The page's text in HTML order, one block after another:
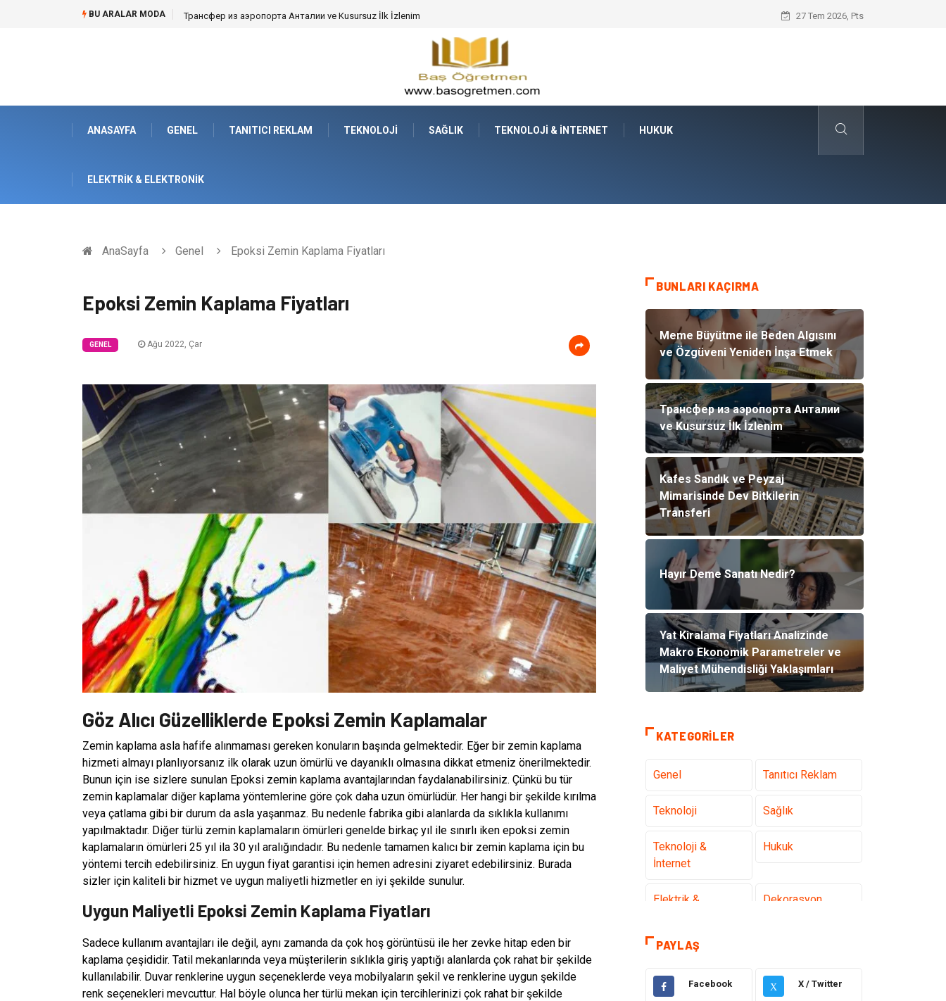
BU ARALAR MODA Kafes Sandık ve Peyzaj Mimarisinde Dev Bitkilerin Transferi Hayır Deme Sanatı Nedir?
27 Tem 2026, Pts
ANASAYFA GENEL TANITICI REKLAM TEKNOLOJI SAĞLIK TEKNOLOJI & İNTERNET HUKUK
ELEKTRIK & ELEKTRONIK
AnaSayfa Genel Epoksi Zemin Kaplama Fiyatları
Epoksi Zemin Kaplama Fiyatları
GENEL Ağu 2022, Çar
Göz Alıcı Güzelliklerde Epoksi Zemin Kaplamalar
Zemin kaplama asla hafife alınmaması gereken konuların başında gelmektedir. Eğer bir zemin kaplama
hizmeti almayı planlıyorsanız ilk olarak uzun ömürlü ve dayanıklı olmasına dikkat etmeniz önerilmektedir.
Bunun için ise sizlere sunulan Epoksi zemin kaplama avantajlarından faydalanabilirsiniz. Çünkü bu tür
zemin kaplamalar diğer kaplama yöntemlerine göre çok daha uzun ömürlüdür. Her hangi bir şekilde kırılma
veya çatlama gibi bir durum da asla yaşanmaz. Bu nedenle fabrika gibi alanlarda da sıklıkla kullanımı
yapılmaktadır. Diğer türlü zemin kaplamaların ömürleri genelde birkaç yıl ile sınırlı iken epoksi zemin
kaplamaların ömürleri 25 yıl ila 30 yıl aralığındadır. Bu nedenle tamamen kalıcı bir zemin kaplama için bu
yöntemi tercih edebilirsiniz. En uygun fiyat garantisi için hemen adresini ziyaret edebilirsiniz. Burada
sizler için kaliteli bir hizmet ve uygun maliyetli hizmetler en iyi şekilde sunulur.
Uygun Maliyetli Epoksi Zemin Kaplama Fiyatları
Sadece kullanım avantajları ile değil, aynı zamanda da çok hoş görüntüsü ile her zevke hitap eden bir
kaplama çeşididir. Tatil mekanlarında veya müşterilerin sıklıkla giriş yaptığı alanlarda çok rahat bir şekilde
kullanılabilir. Duvar renklerine uygun seçeneklerde veya mobilyaların şekil ve renklerine uygun şekilde
renk seçenekleri mevcuttur. Hal böyle olunca her türlü mekan için tercihlerinizi çok rahat bir şekilde
BUNLARI KAÇIRMA
Meme Büyütme ile Beden Algısını
ve Özgüveni Yeniden İnşa Etmek
Трансфер из аэропорта Анталии
ve Kusursuz İlk İzlenim
Kafes Sandık ve Peyzaj
Mimarisinde Dev Bitkilerin
Transferi
Hayır Deme Sanatı Nedir?
Yat Kiralama Fiyatları Analizinde
Makro Ekonomik Parametreler ve
Maliyet Mühendisliği Yaklaşımları
KATEGORILER
Genel Tanıtıcı Reklam
Teknoloji Sağlık
Teknoloji &
İnternet
Hukuk
Elektrik &
Dekorasyon
Güzellik ve Bakım
Giyim Sağlıklı Yaşam
PAYLAŞ
Facebook X X / Twitter